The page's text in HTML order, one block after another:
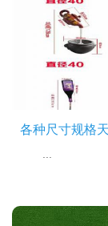
各种尺寸规格